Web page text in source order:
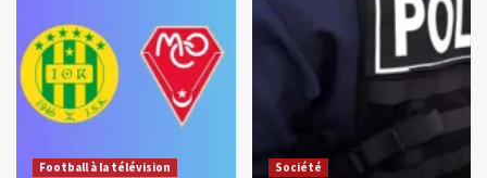
Football à la télévision Société